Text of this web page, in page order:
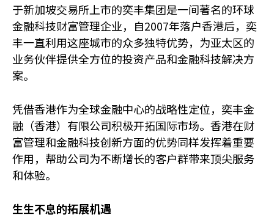
于新加坡交易所上市的奕丰集团是一间著名的环球
金融科技财富管理企业，自2007年落户香港后，奕
丰一直利用这座城市的众多独特优势，为亚太区的
业务伙伴提供全方位的投资产品和金融科技解决方
案。
凭借香港作为全球金融中心的战略性定位，奕丰金
融（香港）有限公司积极开拓国际市场。香港在财
富管理和金融科技创新方面的优势同样发挥着重要
作用，帮助公司为不断增长的客户群带来顶尖服务
和体验。
生生不息的拓展机遇